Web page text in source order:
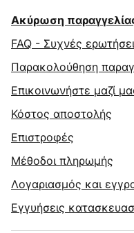
Ακύρωση
FAQ - Συχνές
Παρακολούθηση
Επικοινωνήστε μαζί
Κόστος αποστολής
Επιστροφές
Μέθοδοι πληρωμής
Λογαριασμός και
Εγγυήσεις